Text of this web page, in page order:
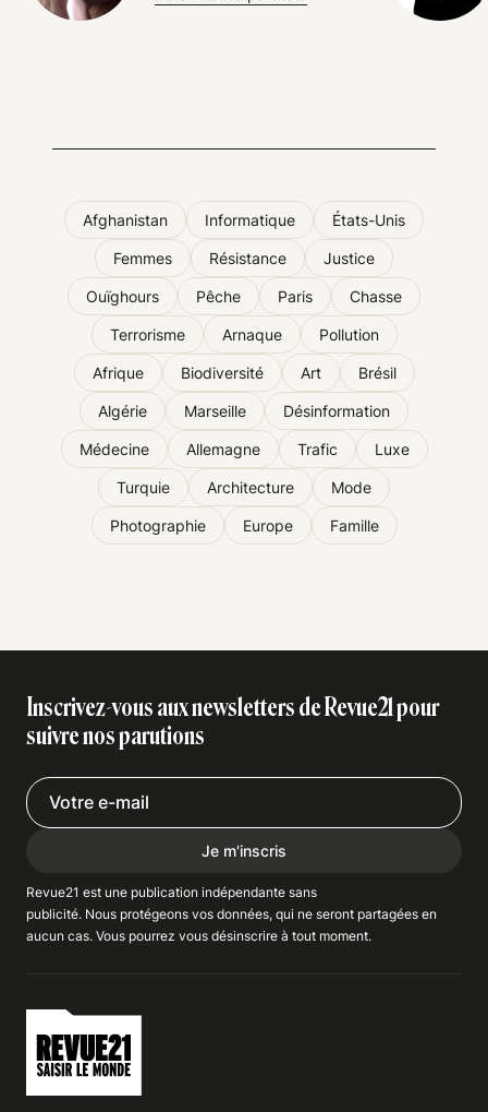
Afghanistan Informatique États-Unis
Femmes Résistance Justice
Ouïghours Pêche Paris Chasse
Terrorisme Arnaque Pollution
Afrique Biodiversité Art Brésil
Algérie Marseille Désinformation
Médecine Allemagne Trafic Luxe
Turquie Architecture Mode
Photographie Europe Famille
Inscrivez-vous aux newsletters de Revue21 pour
suivre nos parutions
Je m'inscris
Revue21 est une publication indépendante sans
publicité. Nous protégeons vos données, qui ne seront partagées en
aucun cas. Vous pourrez vous désinscrire à tout moment.